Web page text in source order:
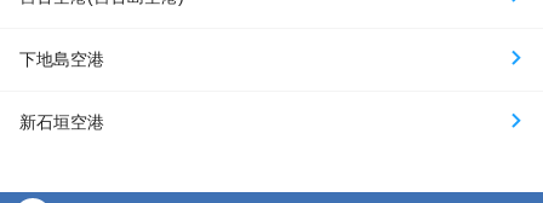
下地島空港
新石垣空港